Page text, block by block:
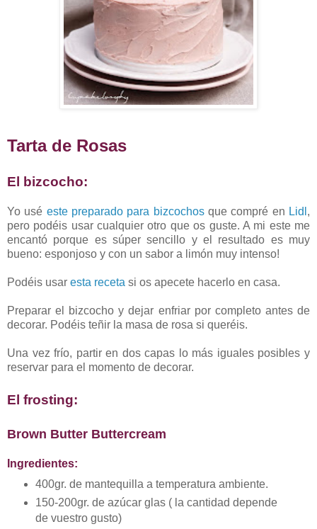
Tarta de Rosas
El bizcocho:
Yo usé este preparado para bizcochosque compré en Lidl ,
pero podéis usar cualquier otro que os guste. A mi este me
encantó porque es súper sencillo y el resultado es muy
bueno: esponjoso y con un sabor a limón muy intenso!
Podéis usar esta receta si os apecete hacerlo en casa.
Preparar el bizcocho y dejar enfriar por completo antes de
decorar. Podéis teñir la masa de rosa si queréis.
Una vez frío, partir en dos capas lo más iguales posibles y
reservar para el momento de decorar.
El frosting:
Brown Butter Buttercream
Ingredientes:
400gr. de mantequilla a temperatura ambiente.
150-200gr. de azúcar glas ( la cantidad depende
de vuestro gusto)